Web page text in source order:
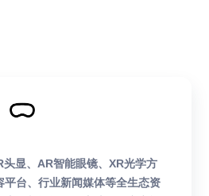
显、AR智能眼镜、XR光学方
台、行业新闻媒体等全生态资